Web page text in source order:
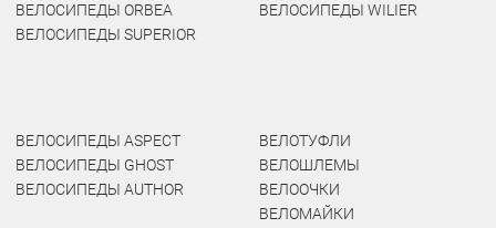
ВЕЛОСИПЕДЫ ORBEA
ВЕЛОСИПЕДЫ SUPERIOR
ВЕЛОСИПЕДЫ WILIER
ВЕЛОСИПЕДЫ ASPECT
ВЕЛОСИПЕДЫ GHOST
ВЕЛОСИПЕДЫ AUTHOR
ВЕЛОТУФЛИ
ВЕЛОШЛЕМЫ
ВЕЛООЧКИ
ВЕЛОМАЙКИ